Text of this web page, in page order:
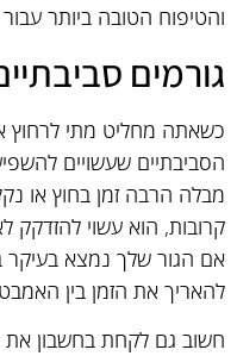
והטיפוח הטובה ביותר
גורמים
כשאתה מחליט מתי לרחוץ
הסביבתיים שעשויים
מבלה הרבה זמן בחוץ או
קרובות, הוא עשוי להזדקק
אם הגור שלך נמצא בעיקר
להאריך את הזמן בין
חשוב גם לקחת בחשבון את